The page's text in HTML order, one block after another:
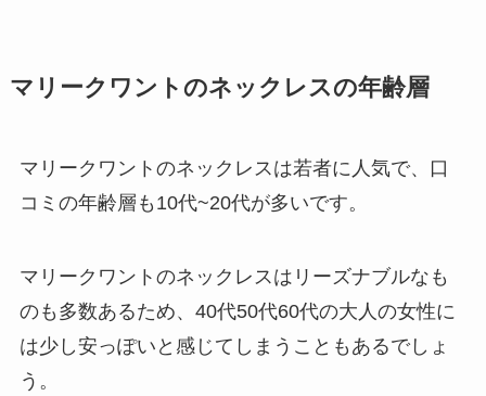
マリークワントのネックレスの年齢層
マリークワントのネックレスは若者に人気で、口
コミの年齢層も10代~20代が多いです。
マリークワントのネックレスはリーズナブルなも
のも多数あるため、40代50代60代の大人の女性に
は少し安っぽいと感じてしまうこともあるでしょ
う。